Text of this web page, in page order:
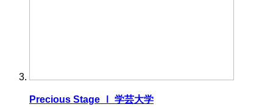
Precious Stage Ⅰ 学芸大学